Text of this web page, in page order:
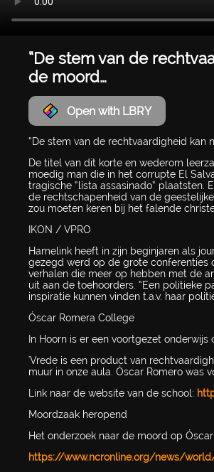
“De stem van de
de moord…
Open with LBRY
“De stem van de rechtvaardigheid kan
De titel van dit korte en wederom
moedig man die in het corrupte El
tragische “lista assasinado” plaatsten.
de rechtschapenheid van de
zou moeten keren bij het falende
IKON / VPRO
Hamelink heeft in zijn beginjaren als
gezegd werd op de grote conferenties
verhalen die meer op hebben met de
uit aan de toehoorders. “Een politieke
inspiratie kunnen vinden t.a.v. haar
Óscar Romera College
In Hoorn is er een voortgezet
'Vrede is een product van
muur in onze aula. Óscar Romero was
Link naar de website van de school:
Moordzaak heropend
Het onderzoek naar de moord op
https://www.ncronline.org/news/